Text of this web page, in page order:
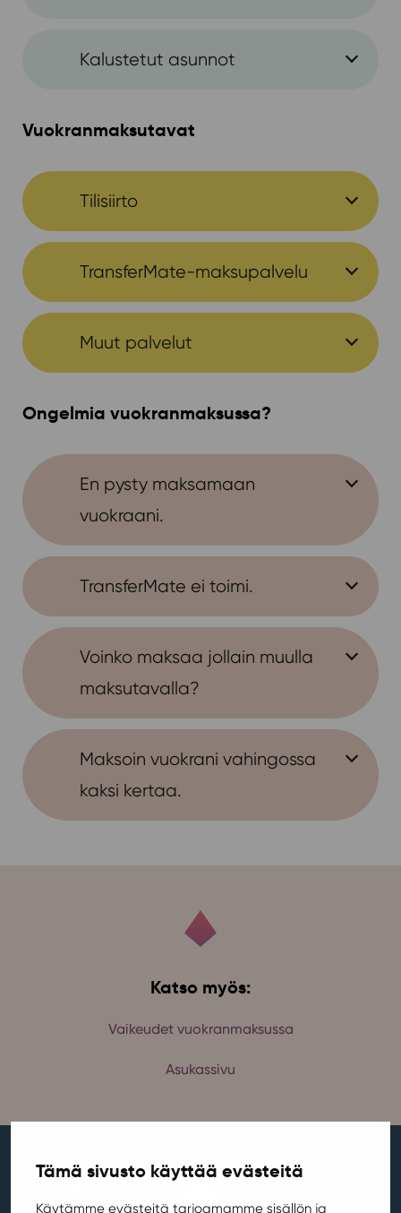
Tämä sivusto käyttää evästeitä
Käytämme evästeitä tarjoamamme sisällön ja
Kalustetut asunnot
Vuokranmaksutavat
Tilisiirto
TransferMate-maksupalvelu
Muut palvelut
Ongelmia vuokranmaksussa?
En pysty maksamaan
vuokraani.
TransferMate ei toimi.
Voinko maksaa jollain muulla
maksutavalla?
Maksoin vuokrani vahingossa
kaksi kertaa.
Katso myös:
Vaikeudet vuokranmaksussa
Asukassivu
Ajankohtaista